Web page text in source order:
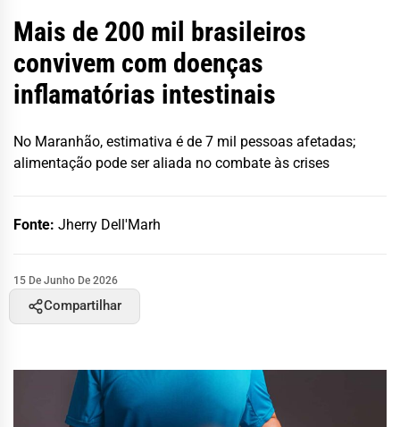
Mais de 200 mil brasileiros
convivem com doenças
inflamatórias intestinais
No Maranhão, estimativa é de 7 mil pessoas afetadas;
alimentação pode ser aliada no combate às crises
Fonte: Jherry Dell'Marh
15 De Junho De 2026
Compartilhar